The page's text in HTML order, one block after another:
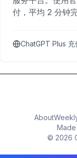
付，平均 2 分钟
ChatGPT Plus
About
Made
© 2026